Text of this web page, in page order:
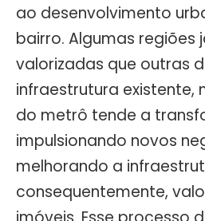
ao desenvolvimento
bairro. Algumas regiões
valorizadas que outras
infraestrutura existente,
do metrô tende a
impulsionando novos
melhorando a
consequentemente,